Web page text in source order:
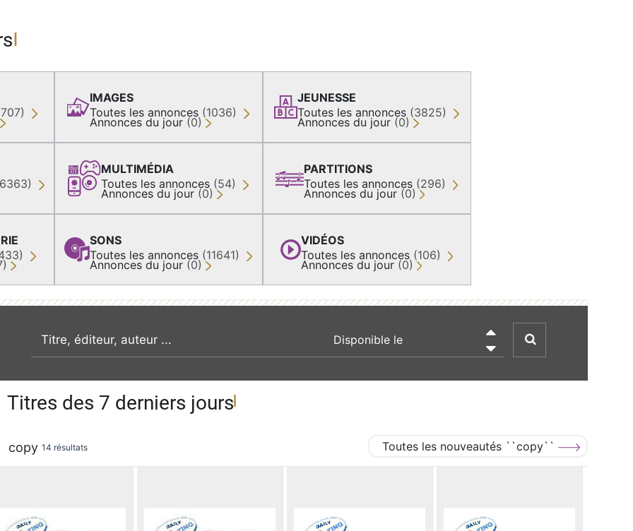
IMAGES
Toutes les annonces (1036)
Annonces du jour (0)
MULTIMÉDIA
Toutes les annonces (54)
Annonces du jour (0)
SONS
Toutes les annonces (11641)
Annonces du jour (0)
JEUNESSE
Toutes les annonces (3825)
Annonces du jour (0)
PARTITIONS
Toutes les annonces (296)
Annonces du jour (0)
VIDÉOS
Toutes les annonces (106)
Annonces du jour (0)
recherche par mot clé

Titres des 7 derniers jours
copy 14 résultats Toutes les nouveautés ``copy``